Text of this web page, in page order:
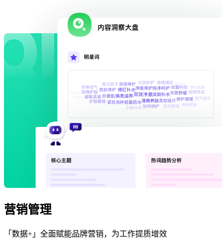
营销管理
「数据+」全面赋能品牌营销，为工作提质增效